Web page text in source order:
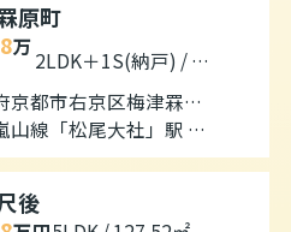
原町
万
2LDK＋1S(納戸) / 91.30㎡
京都府京都市右京区梅津罧原町
阪急嵐山線「松尾大社」駅 徒歩9分
後